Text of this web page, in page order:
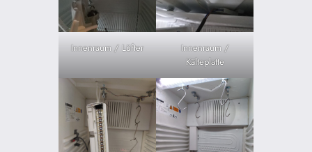
Innenraum / Lüfter
Innenraum /
Kälteplatte